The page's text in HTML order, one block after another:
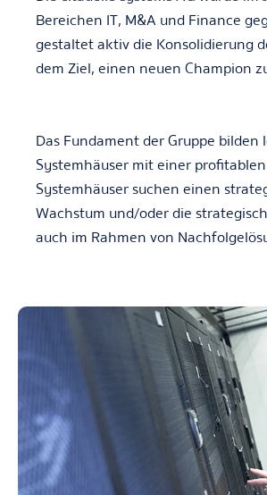
Bereichen IT, M&A und Finance
gestaltet aktiv die Konsolidierung
dem Ziel, einen neuen Champion
Das Fundament der Gruppe
Systemhäuser mit einer
Systemhäuser suchen einen
Wachstum und/oder die
auch im Rahmen von